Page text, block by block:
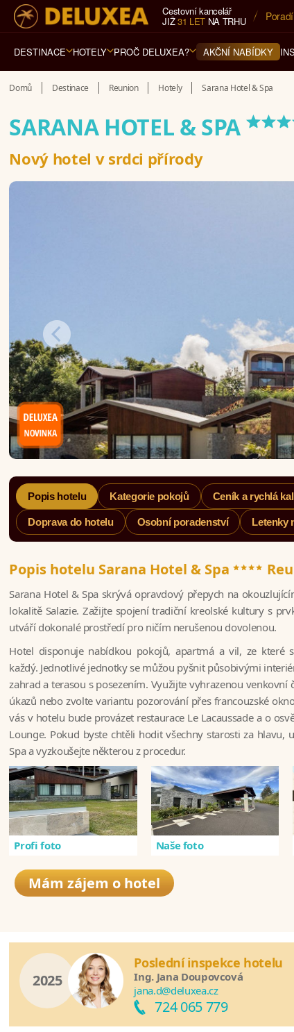
Cestovní kancelář
JIŽ31 LETNA TRHU 5*
DESTINACE HOTELY PROČ DELUXEA? AKČNÍ NABÍDKY
Domů Destinace Reunion Hotely Sarana Hotel & Spa
SARANA HOTEL & SPA
Nový hotel v srdci přírody
Popis hotelu Kategorie pokojů Ceník a rychlá
Doprava do hotelu Osobní poradenství Letenky
Popis hotelu Sarana Hotel & Spa****
Sarana Hotel & Spa skrývá opravdový přepych na
lokalitě Salazie. Zažijte spojení tradiční kreolské kultury s
utváří dokonalé prostředí pro ničím nerušenou dovolenou.
Hotel disponuje nabídkou pokojů, apartmá a vil, ze které
každý. Jednotlivé jednotky se můžou pyšnit působivými
zahrad a terasou s posezením. Využijte vyhrazenou
úkazů nebo zvolte variantu pozorování přes francouzské
vás v hotelu bude provázet restaurace Le Lacaussade a o
Lounge. Pokud byste chtěli hodit všechny starosti za hlavu,
Spa a vyzkoušejte některou z procedur.
Profi foto Naše foto
Mám zájem o hotel
2025
Poslední inspekce hotelu
Ing. Jana Doupovcová
jana.d@deluxea.cz
724 065 779